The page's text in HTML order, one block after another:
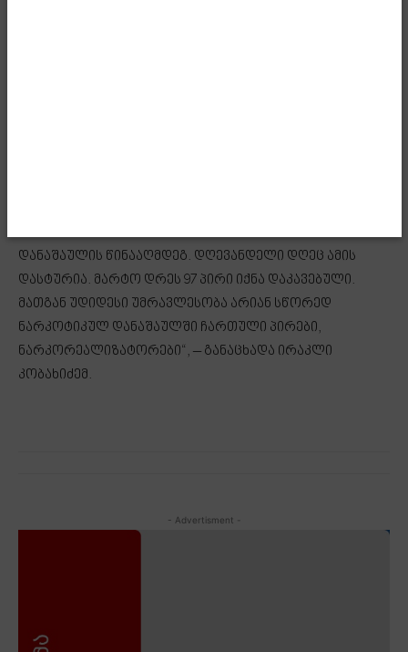
დანაშაულის წინააღმდეგ. დღევანდელი დღეც ამის
დასტურია. მარტო დრეს 97 პირი იქნა დაკავებული.
მათგან უდიდესი უმრავლესობა არიან სწორედ
ნარკოტიკულ დანაშაულში ჩართული პირები,
ნარკორეალიზატორები“, – განაცხადა ირაკლი
კობახიძემ.
- Advertisment -